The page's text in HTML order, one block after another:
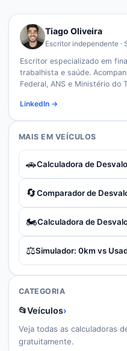
Tiago Oliveira
Escritor independente ·
Escritor especializado em
trabalhista e saúde.
Federal, ANS e Ministério do
LinkedIn →
MAIS EM VEÍCULOS
🚗Calculadora de
🔄Comparador de
🏍️Calculadora de
⚖️Simulador: 0km vs
CATEGORIA
📂Veículos›
Veja todas as calculadoras
gratuitamente.